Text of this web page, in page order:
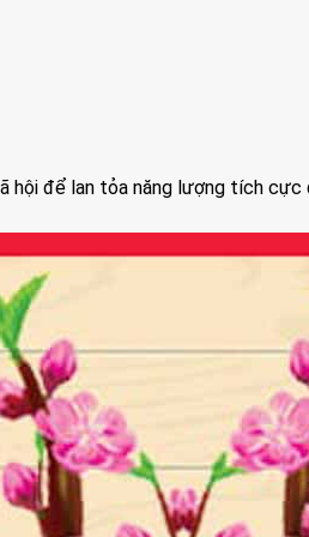
hội để lan tỏa năng lượng tích cực